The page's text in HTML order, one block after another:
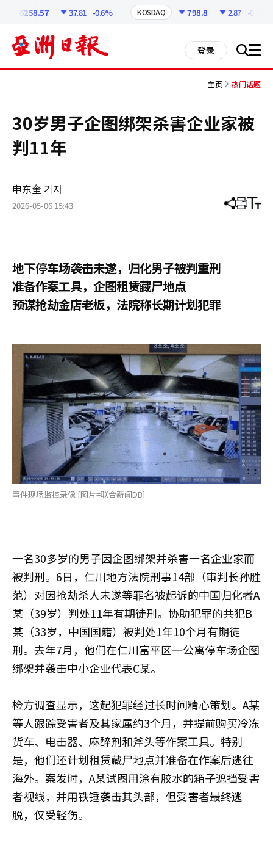
6258.57 37.81 -0.6% KOSDAQ 798.8 2.87 -0.36%
登录 搜 all
主页 热门话题
30岁男子企图绑架杀害企业家被
判11年
申东奎 기자
2026-05-06 15:43 分
章
打 调
小
地下停车场袭击未遂，归化男子被判重刑
准备作案工具，企图租赁藏尸地点
预谋抢劫金店老板，法院称长期计划犯罪
事件现场监控录像 [图片=联合新闻DB]
一名30多岁的男子因企图绑架并杀害一名企业家而
被判刑。6日，仁川地方法院刑事14部（审判长孙胜
范）对因抢劫杀人未遂等罪名被起诉的中国归化者A
某（39岁）判处11年有期徒刑。协助犯罪的共犯B
某（33岁，中国国籍）被判处1年10个月有期徒
刑。去年7月，他们在仁川富平区一公寓停车场企图
绑架并袭击中小企业代表C某。
检方调查显示，这起犯罪经过长时间精心策划。A某
等人跟踪受害者及其家属约3个月，并提前购买冷冻
货车、电击器、麻醉剂和斧头等作案工具。特别
是，他们还计划租赁藏尸地点并准备在作案后逃往
海外。案发时，A某试图用涂有胶水的箱子遮挡受害
者视线，并用铁锤袭击其头部，但受害者最终逃
脱，仅受轻伤。